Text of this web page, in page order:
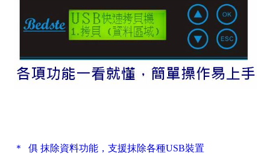
＊ 俱 抹除資料功能，支援抹除各種USB裝置